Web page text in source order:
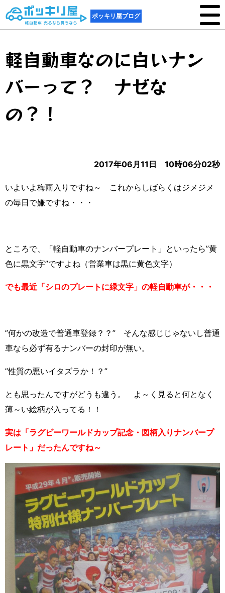
ポッキリ屋ブログ
軽自動車なのに白いナン
バーって？ ナゼな
の？！
2017年06月11日 10時06分02秒
いよいよ梅雨入りですね～ これからしばらくはジメジメ
の毎日で嫌ですね・・・
ところで、「軽自動車のナンバープレート」といったら”黄
色に黒文字”ですよね（営業車は黒に黄色文字）
でも最近「シロのプレートに緑文字」の軽自動車が・・・
”何かの改造で普通車登録？？” そんな感じじゃないし普通
車なら必ず有るナンバーの封印が無い。
”性質の悪いイタズラか！？”
とも思ったんですがどうも違う。 よ～く見ると何となく
薄～い絵柄が入ってる！！
実は「ラグビーワールドカップ記念・図柄入りナンバープ
レート」だったんですね～